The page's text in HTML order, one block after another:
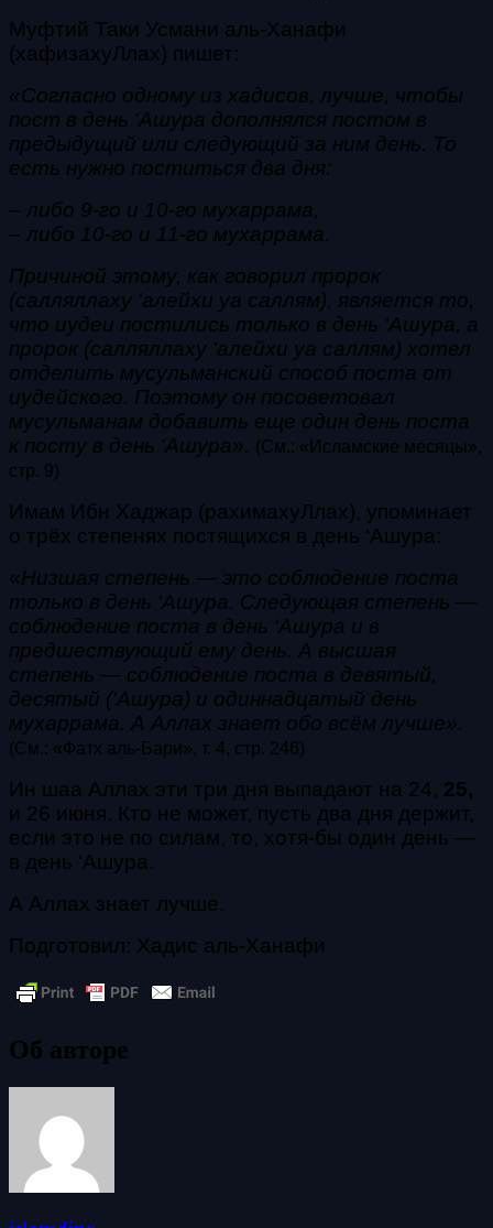
Муфтий Таки Усмани аль-Ханафи
(хафизахуЛлах) пишет:
«Согласно одному из хадисов, лучше, чтобы
пост в день ‘Ашура дополнялся постом в
предыдущий или следующий за ним день. То
есть нужно поститься два дня:
– либо 9-го и 10-го мухаррама,
– либо 10-го и 11-го мухаррама.
Причиной этому, как говорил пророк
(салляллаху ‘алейхи уа саллям), является то,
что иудеи постились только в день ‘Ашура, а
пророк (салляллаху ‘алейхи уа саллям) хотел
отделить мусульманский способ поста от
иудейского. Поэтому он посоветовал
мусульманам добавить еще один день поста
к посту в день ‘Ашура». (См.: «Исламские месяцы»,
стр. 9)
Имам Ибн Хаджар (рахимахуЛлах), упоминает
о трёх степенях постящихся в день ‘Ашура:
«Низшая степень — это соблюдение поста
только в день ‘Ашура. Следующая степень —
соблюдение поста в день ‘Ашура и в
предшествующий ему день. А высшая
степень — соблюдение поста в девятый,
десятый (‘Ашура) и одиннадцатый день
мухаррама. А Аллах знает обо всём лучше».
(См.: «Фатх аль-Бари», т. 4, стр. 246)
Ин шаа Аллах эти три дня выпадают на 24, 25,
и 26 июня. Кто не может, пусть два дня держит,
если это не по силам, то, хотя-бы один день —
в день ‘Ашура.
А Аллах знает лучше.
Подготовил: Хадис аль-Ханафи
Об авторе